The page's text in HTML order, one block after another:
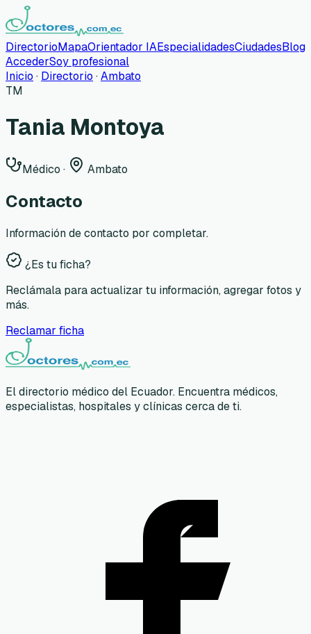
DirectorioMapaOrientador IAEspecialidadesCiudadesBlog
AccederSoy profesional
Inicio · Directorio ·Ambato
TM
Tania Montoya
Médico · Ambato
Contacto
Información de contacto por completar.
¿Es tu ficha?
Reclámala para actualizar tu información, agregar fotos y
más.
Reclamar ficha
El directorio médico del Ecuador. Encuentra médicos,
especialistas, hospitales y clínicas cerca de ti.